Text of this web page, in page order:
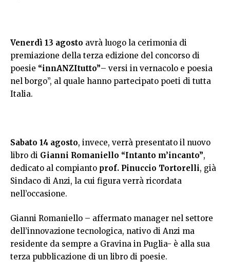
Venerdì 13 agosto avrà luogo la cerimonia di
premiazione della terza edizione del concorso di
poesie “innANZItutto”– versi in vernacolo e poesia
nel borgo”, al quale hanno partecipato poeti di tutta
Italia.
Sabato 14 agosto, invece, verrà presentato il nuovo
libro di Gianni Romaniello “Intanto m’incanto”,
dedicato al compianto prof. Pinuccio Tortorelli, già
Sindaco di Anzi, la cui figura verrà ricordata
nell’occasione.
Gianni Romaniello – affermato manager nel settore
dell’innovazione tecnologica, nativo di Anzi ma
residente da sempre a Gravina in Puglia- è alla sua
terza pubblicazione di un libro di poesie.